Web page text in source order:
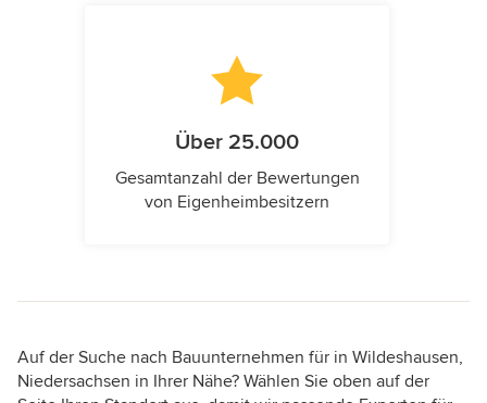
Über 25.000
Gesamtanzahl der Bewertungen
von Eigenheimbesitzern
Auf der Suche nach Bauunternehmen für in Wildeshausen,
Niedersachsen in Ihrer Nähe? Wählen Sie oben auf der